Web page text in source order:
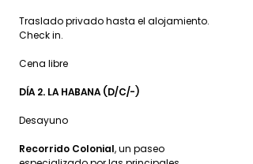
Traslado privado hasta el alojamiento.
Check in.
Cena libre
DÍA 2. LA HABANA (D/C/-)
Desayuno
Recorrido Colonial, un paseo